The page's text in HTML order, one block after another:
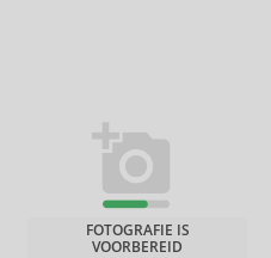
FOTOGRAFIE IS
VOORBEREID